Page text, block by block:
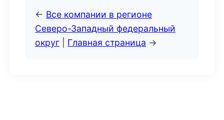
← Все компании в регионе
Северо-Западный федеральный
округ
Главная страница →